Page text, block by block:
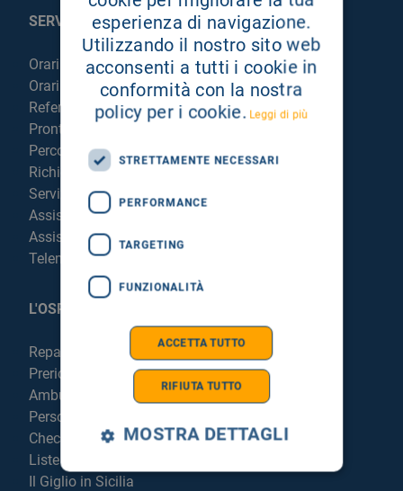
SERVIZI AL PAZIENTE
Orari sportelli
Orari visite
Referti online
Pronto Soccorso
Percorso chirurgico live
Richiedi la cartella clinica
Servizi per degenti e visitatori
Assistenza Religiosa
Assistenza Stranieri
Telemedicina
L'OSPEDALE
Reparti e Servizi
Prericovero e Hospitalist
Ambulatori
Personale
Check Up
Liste di attesa
Il Giglio in Sicilia
esperienza di navigazione.
Utilizzando il nostro sito web
acconsenti a tutti i cookie in
conformità con la nostra
policy per i cookie. Leggi di più
STRETTAMENTE NECESSARI
PERFORMANCE
TARGETING
FUNZIONALITÀ
ACCETTA TUTTO
RIFIUTA TUTTO
MOSTRA DETTAGLI